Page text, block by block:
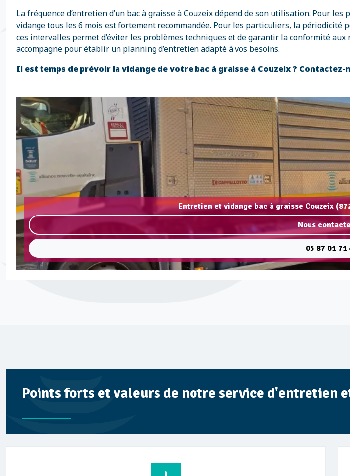
La fréquence d’entretien d’un bac à graisse à Couzeix dépend de son utilisation. Pour
vidange tous les 6 mois est fortement recommandée. Pour les particuliers, la
ces intervalles permet d’éviter les problèmes techniques et de garantir la conformité
accompagne pour établir un planning d’entretien adapté à vos besoins.
Il est temps de prévoir la vidange de votre bac à graisse à Couzeix ?
Entretien et vidange bac à graisse Couzeix
Nous
05 87 01 71
Points forts et valeurs de notre service d'entretien